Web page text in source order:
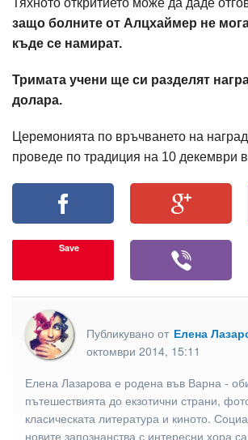
Тяхното откритието може да даде
защо болните от Алцхаймер не
къде се намират.
Тримата учени ще си разделят
долара.
Церемонията по връчването на
проведе по традиция на 10 декември
Save
Публикувано от Елена
октомври 2014, 15:11
Елена Лазарова е родена във Варна -
пътешествията до екзотични страни,
класическата литература и киното.
новите запознанства с интересни хора